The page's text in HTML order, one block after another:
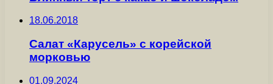
18.06.2018
Салат «Карусель» с корейской
морковью
01.09.2024